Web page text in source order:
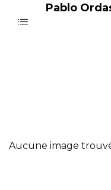
Pablo
Aucune image